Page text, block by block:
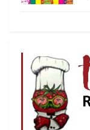
sanción
-Ejercer una
organismos